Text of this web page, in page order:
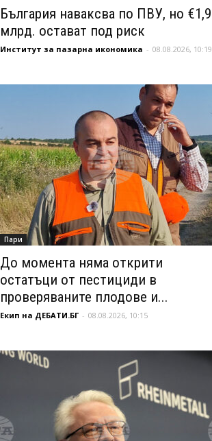
България наваксва по ПВУ, но €1,9
млрд. остават под риск
Институт за пазарна икономика - 08.08.2026, 10:19
Пари
До момента няма открити
остатъци от пестициди в
проверяваните плодове и...
Екип на ДЕБАТИ.БГ - 08.08.2026, 10:15